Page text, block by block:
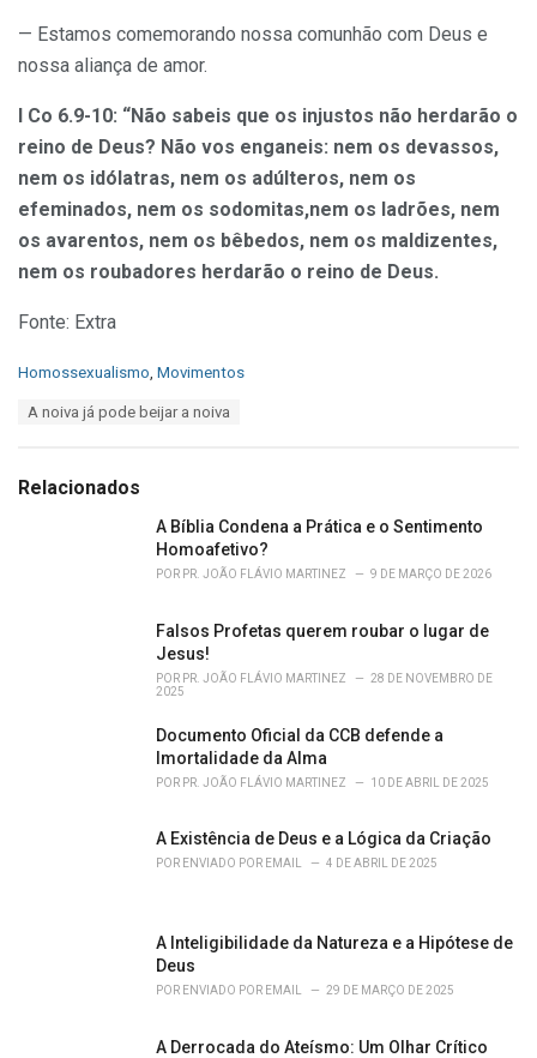
— Estamos comemorando nossa comunhão com Deus e
nossa aliança de amor.
I Co 6.9-10: “Não sabeis que os injustos não herdarão o
reino de Deus? Não vos enganeis: nem os devassos,
nem os idólatras, nem os adúlteros, nem os
efeminados, nem os sodomitas,nem os ladrões, nem
os avarentos, nem os bêbedos, nem os maldizentes,
nem os roubadores herdarão o reino de Deus.
Fonte: Extra
C
o
r
Homossexualismo Movimentos
:
A noiva já pode beijar a noiva
Relacionados
A Bíblia Condena a Prática e o Sentimento
Homoafetivo?
POR PR. JOÃO FLÁVIO MARTINEZ 9 DE MARÇO DE 2026
Falsos Profetas querem roubar o lugar de
Jesus!
POR PR. JOÃO FLÁVIO MARTINEZ
28 DE NOVEMBRO DE
2025
Documento Oficial da CCB defende a
Imortalidade da Alma
POR PR. JOÃO FLÁVIO MARTINEZ 10 DE ABRIL DE 2025
A Existência de Deus e a Lógica da Criação
POR ENVIADO POR EMAIL 4 DE ABRIL DE 2025
A Inteligibilidade da Natureza e a Hipótese de
Deus
POR ENVIADO POR EMAIL 29 DE MARÇO DE 2025
A Derrocada do Ateísmo: Um Olhar Crítico